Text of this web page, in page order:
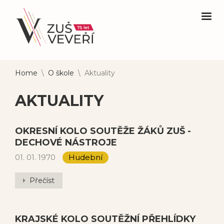
Home \ O škole \ Aktuality
AKTUALITY
OKRESNÍ KOLO SOUTĚŽE ŽÁKŮ ZUŠ -
DECHOVÉ NÁSTROJE
01. 01. 1970 Hudební
Přečíst
KRAJSKÉ KOLO SOUTĚŽNÍ PŘEHLÍDKY